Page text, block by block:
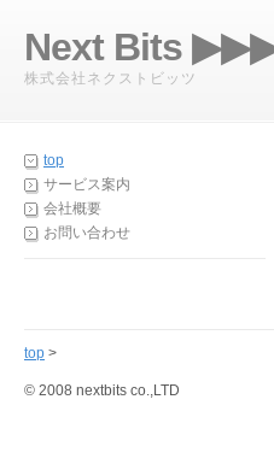
Next Bits
株式会社ネクストビッツ
top
サービス案内
会社概要
お問い合わせ
top >
© 2008 nextbits co.,LTD